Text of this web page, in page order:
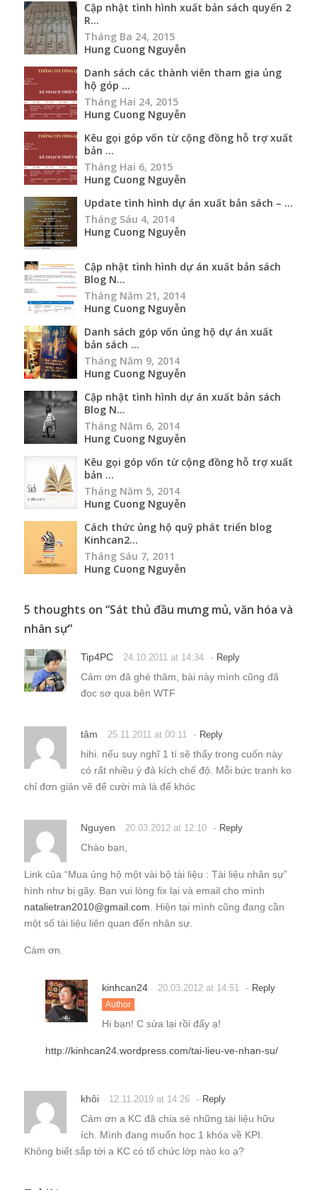
Cập nhật tình hình xuất bản sách quyển 2
R...
Tháng Ba 24, 2015
Hung Cuong Nguyễn
Danh sách các thành viên tham gia ủng
hộ góp ...
Tháng Hai 24, 2015
Hung Cuong Nguyễn
Kêu gọi góp vốn từ cộng đồng hỗ trợ xuất
bản ...
Tháng Hai 6, 2015
Hung Cuong Nguyễn
Update tình hình dự án xuất bản sách – ...
Tháng Sáu 4, 2014
Hung Cuong Nguyễn
Cập nhật tình hình dự án xuất bản sách
Blog N...
Tháng Năm 21, 2014
Hung Cuong Nguyễn
Danh sách góp vốn ủng hộ dự án xuất
bản sách ...
Tháng Năm 9, 2014
Hung Cuong Nguyễn
Cập nhật tình hình dự án xuất bản sách
Blog N...
Tháng Năm 6, 2014
Hung Cuong Nguyễn
Kêu gọi góp vốn từ cộng đồng hỗ trợ xuất
bản ...
Tháng Năm 5, 2014
Hung Cuong Nguyễn
Cách thức ủng hộ quỹ phát triển blog
Kinhcan2...
Tháng Sáu 7, 2011
Hung Cuong Nguyễn
5 thoughts on “Sát thủ đầu mưng mủ, văn hóa và
nhân sự”
Tip4PC 24.10.2011 at 14:34 - Reply
Cảm ơn đã ghé thăm, bài này mình cũng đã
đọc sơ qua bên WTF
tâm 25.11.2011 at 00:11 - Reply
hihi. nếu suy nghĩ 1 tí sẽ thấy trong cuốn này
có rất nhiều ý đả kích chế độ. Mỗi bức tranh ko
chỉ đơn giản vẽ để cười mà là để khóc
Nguyen 20.03.2012 at 12:10 - Reply
Chào bạn,
Link của “Mua ủng hộ một vài bộ tài liệu : Tài liệu nhân sự”
hình như bị gãy. Bạn vui lòng fix lại và email cho mình
natalietran2010@gmail.com . Hiện tại mình cũng đang cần
một số tài liệu liên quan đến nhân sự.
Cám ơn.
kinhcan24 20.03.2012 at 14:51 - Reply
Author
Hi bạn! C sửa lại rồi đấy ạ!
http://kinhcan24.wordpress.com/tai-lieu-ve-nhan-su/
khôi 12.11.2019 at 14:26 - Reply
Cảm ơn a KC đã chia sẻ những tài liệu hữu
ích. Mình đang muốn học 1 khóa về KPI.
Không biết sắp tới a KC có tổ chức lớp nào ko ạ?